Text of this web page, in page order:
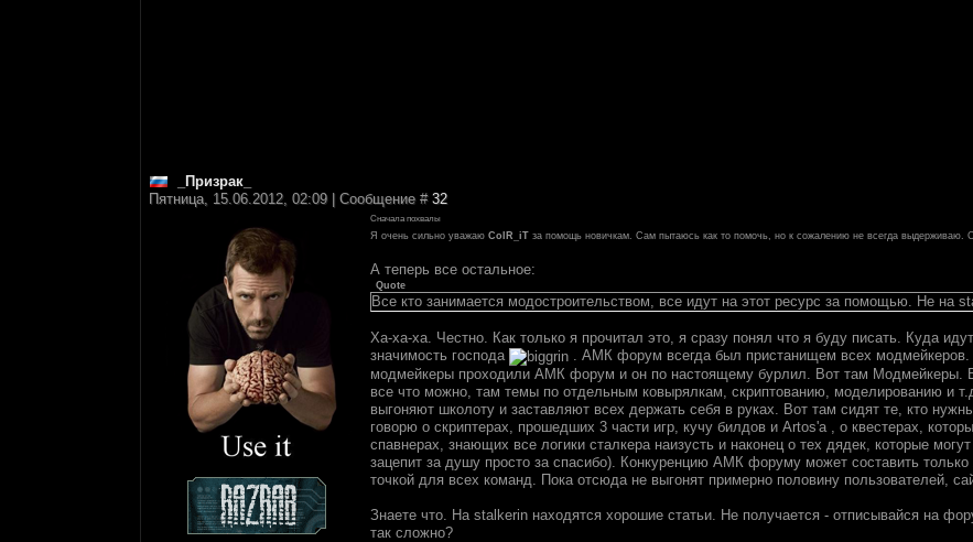
_Призрак_
Пятница, 15.06.2012, 02:09 | Сообщение # 32
Сначала похвалы
Я очень сильно уважаю ColR_iT за помощь новичкам. Сам пытаюсь как то помочь, но к сожалению не всегда выдерживаю.
А теперь все остальное:
Quote
Все кто занимается модостроительством, все идут на этот ресурс за помощью. Не на
Ха-ха-ха. Честно. Как только я прочитал это, я сразу понял что я буду писать. Куда
значимость господа
. АМК форум всегда был пристанищем всех
модмейкеры проходили АМК форум и он по настоящему бурлил. Вот там Модмейкеры.
все что можно, там темы по отдельным ковырялкам, скриптованию, моделированию и
выгоняют школоту и заставляют всех держать себя в руках. Вот там сидят те, кто
говорю о скриптерах, прошедших 3 части игр, кучу билдов и Artos'a , о квестерах,
спавнерах, знающих все логики сталкера наизусть и наконец о тех дядек, которые
зацепит за душу просто за спасибо). Конкуренцию АМК форуму может составить
точкой для всех команд. Пока отсюда не выгонят примерно половину пользователей,
Знаете что. На stalkerin находятся хорошие статьи. Не получается - отписывайся
так сложно?